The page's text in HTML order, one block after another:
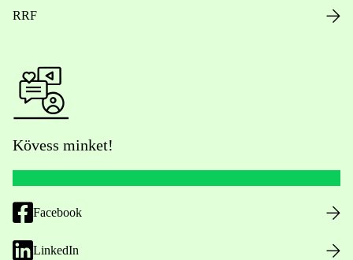
RRF
Kövess minket!
Facebook
LinkedIn